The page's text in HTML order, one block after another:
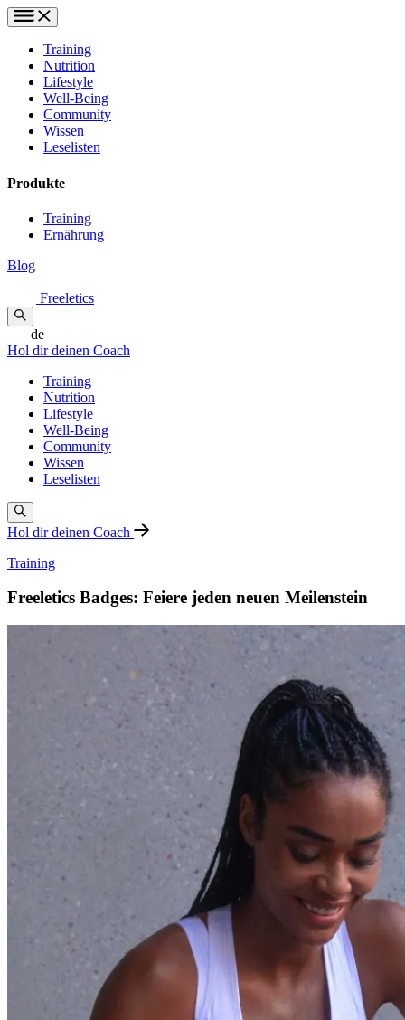
Training
Nutrition
Lifestyle
Well-Being
Community
Wissen
Leselisten
Produkte
Training
Ernährung
Blog
Freeletics
de
Hol dir deinen Coach
Training
Nutrition
Lifestyle
Well-Being
Community
Wissen
Leselisten
Hol dir deinen Coach
Training
Freeletics Badges: Feiere jeden neuen Meilenstein